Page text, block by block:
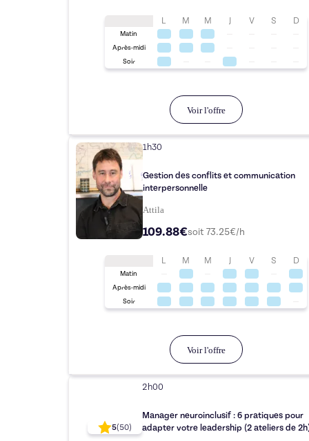
L M M J V S D
Matin
Après-midi
Soir
Voir l'offre
1h30
Gestion des conflits et communication
interpersonnelle
Attila
109.88€soit73.25€/h
L M M J V S D
Matin
Après-midi
Soir
Voir l'offre
5(50)
2h00
Manager neuroinclusif : 6 pratiques pour
adapter votre leadership (2 ateliers de